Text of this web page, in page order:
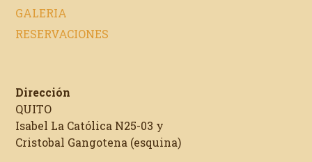
GALERIA
RESERVACIONES
Dirección
QUITO
Isabel La Católica N25-03 y
Cristobal Gangotena (esquina)